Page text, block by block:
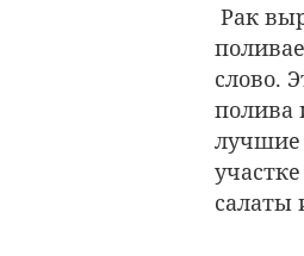
Рак
слово.
полива
лучшие
салаты